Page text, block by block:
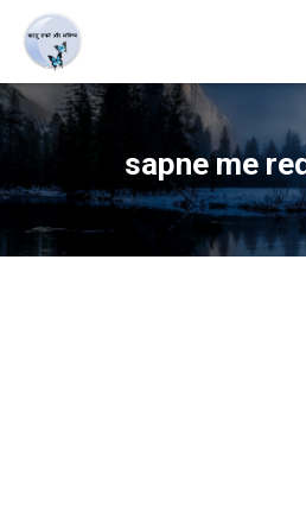
sapne me